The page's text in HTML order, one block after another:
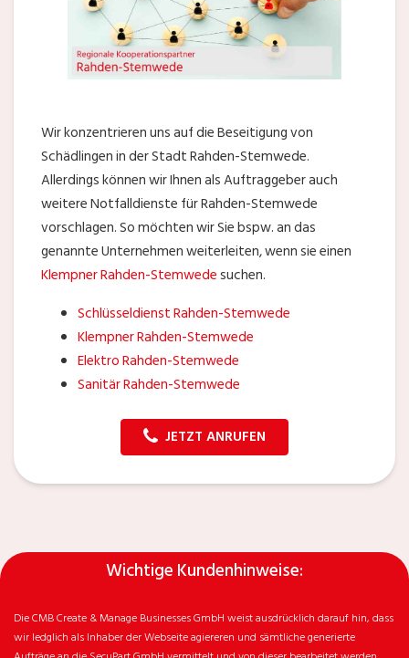
Wir konzentrieren uns auf die Beseitigung von
Schädlingen in der Stadt Rahden-Stemwede.
Allerdings können wir Ihnen als Auftraggeber auch
weitere Notfalldienste für Rahden-Stemwede
vorschlagen. So möchten wir Sie bspw. an das
genannte Unternehmen weiterleiten, wenn sie einen
Klempner Rahden-Stemwedesuchen.
Schlüsseldienst Rahden-Stemwede
Klempner Rahden-Stemwede
Elektro Rahden-Stemwede
Sanitär Rahden-Stemwede
JETZT ANRUFEN
Wichtige Kundenhinweise:
Die CMB Create & Manage Businesses GmbH weist ausdrücklich darauf hin, dass
wir ledglich als Inhaber der Webseite agiereren und sämtliche generierte